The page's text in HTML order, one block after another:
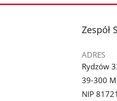
stopka
Zespół
ADRES
Rydzów
39-300
NIP